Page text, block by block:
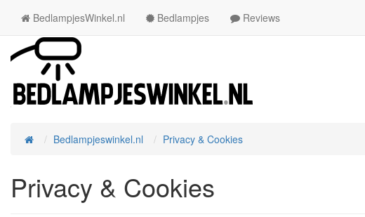
BedlampjesWinkel.nl Bedlampjes Reviews
HomeBedlampjeswinkel.nl Privacy & Cookies
Privacy & Cookies